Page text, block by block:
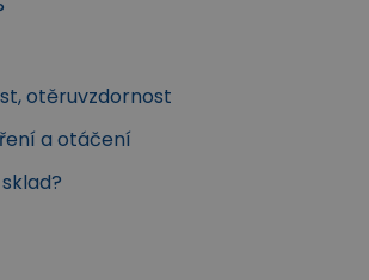
otěruvzdornost
a otáčení